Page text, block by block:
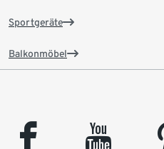
Sportgeräte
Balkonmöbel
facebook youtube